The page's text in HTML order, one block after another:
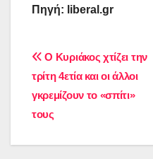
Πηγή: liberal.gr
Πλοήγηση
άρθρων
Ο Κυριάκος χτίζει την
τρίτη 4ετία και οι άλλοι
γκρεμίζουν το «σπίτι»
τους